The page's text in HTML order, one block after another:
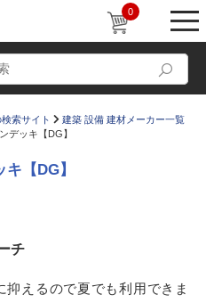
0
設計士インタビュー
索サイト
建築 設備 建材メーカー一覧
デッキ【DG】
【DG】
チ
えるので夏でも利用できま